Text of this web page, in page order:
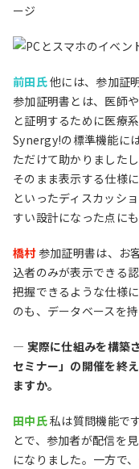
ージ
前田氏他には、参加証
参加証明書とは、医師
と証明するために医療
Synergy!の標準機能に
ただけて助かりました
そのまま表示する仕様
といったディスカッシ
すい設計になった点にも
橋村参加証明書は、お
込者のみが表示できる
把握できるような仕様
のも、データベースを
― 実際に仕組みを構築
セミナー」の開催を終
ますか。
田中氏私は質問機能で
とで、参加者が配信を
になりました。一方で